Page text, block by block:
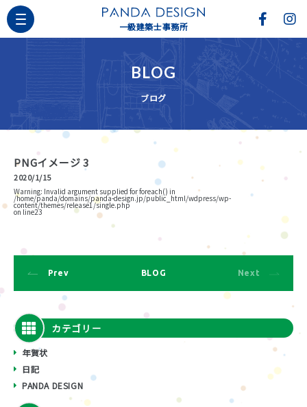
一級建築士事務所
BLOG
ブログ
PNGイメージ 3
2020/1/15
Warning: Invalid argument supplied for foreach() in
/home/panda/domains/panda-design.jp/public_html/wdpress/wp-
content/themes/release1/single.php
on line23
Prev BLOG Next
カテゴリー
年賀状
日記
PANDA DESIGN